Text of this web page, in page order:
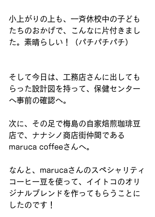
小上がりの上も、一斉休校中の子ども
たちのおかげで、こんなに片付きまし
た。素晴らしい！（パチパチパチ）
そして今日は、工務店さんに出しても
らった設計図を持って、保健センター
へ事前の確認へ。
次に、その足で梅島の自家焙煎珈琲豆
店で、ナナシノ商店街仲間である
maruca coffeeさんへ。
なんと、marucaさんのスペシャリティ
コーヒー豆を使って、イイトコのオリ
ジナルブレンドを作ってもらうことに
したのです！